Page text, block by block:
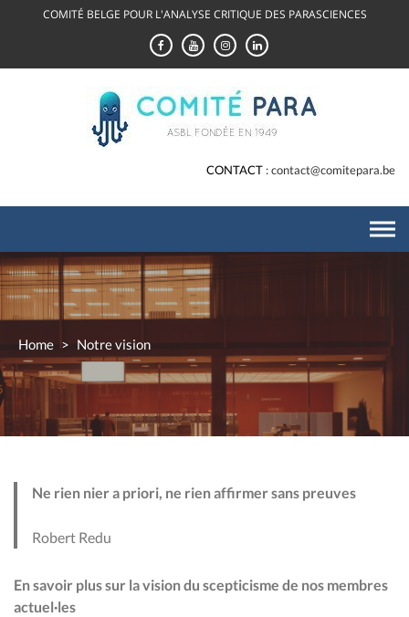
COMITÉ BELGE POUR L'ANALYSE CRITIQUE DES PARASCIENCES
CONTACT contact@comitepara.be
Home > Notre vision
Ne rien nier a priori, ne rien affirmer sans preuves
Robert Redu
En savoir plus sur la vision du scepticisme de nos membres
actuel·les